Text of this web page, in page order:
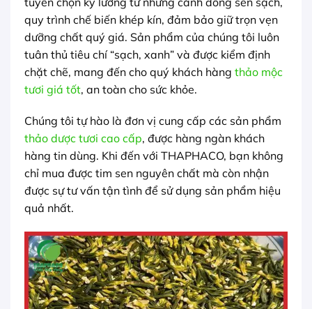
quy trình chế biến khép kín, đảm bảo giữ trọn vẹn
dưỡng chất quý giá. Sản phẩm của chúng tôi luôn
tuân thủ tiêu chí “sạch, xanh” và được kiểm định
chặt chẽ, mang đến cho quý khách hàng thảo mộc
tươi giá tốt, an toàn cho sức khỏe.
Chúng tôi tự hào là đơn vị cung cấp các sản phẩm
thảo dược tươi cao cấp, được hàng ngàn khách
hàng tin dùng. Khi đến với THAPHACO, bạn không
chỉ mua được tim sen nguyên chất mà còn nhận
được sự tư vấn tận tình để sử dụng sản phẩm hiệu
quả nhất.